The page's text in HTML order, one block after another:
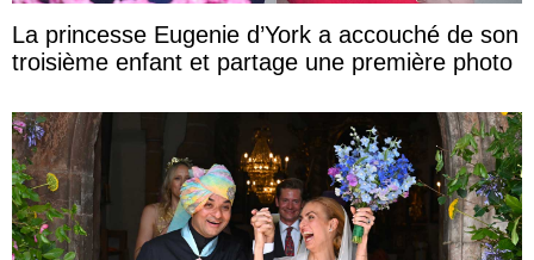
La princesse Eugenie d’York a accouché de son
troisième enfant et partage une première photo